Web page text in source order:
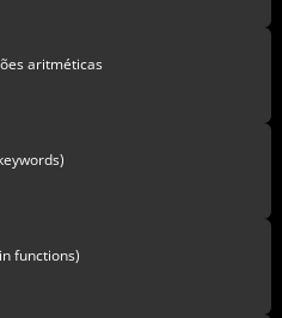
aritméticas
functions)